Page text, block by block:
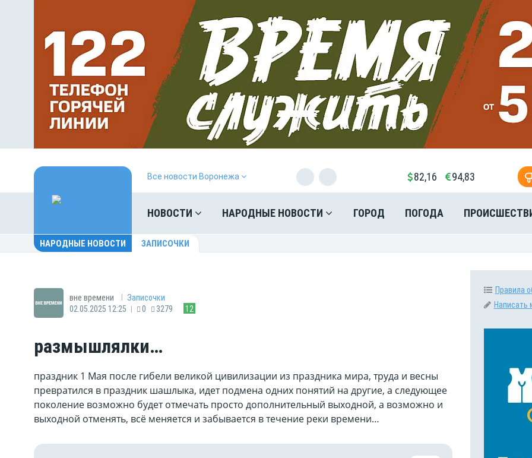
Все новости Воронежа 82,16 94,83
НОВОСТИ НАРОДНЫЕ НОВОСТИ ГОРОД ПОГОДА
НАРОДНЫЕ НОВОСТИ ЗАПИСОЧКИ
вне времени | Записочки
02.05.2025 12:25 | 0 3279 12
размышлялки…
праздник 1 Мая после гибели великой цивилизации из праздника мира, труда и весны
превратился в праздник шашлыка, идет подмена одних понятий на другие, а следующее
поколение возможно будет отмечать просто дополнительный выходной, а возможно и
выходной отменять, всё меняется и забывается в течение реки времени…
Правила
Написать